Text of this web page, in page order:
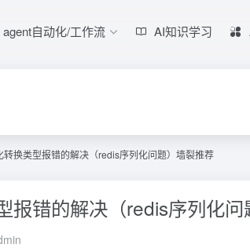
agent自动化/工作流 AI知识学习
转换类型报错的解决（redis序列化问题）墙裂推荐
报错的解决（redis序列化